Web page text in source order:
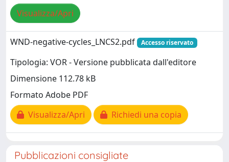
Visualizza/Apri
WND-negative-cycles_LNCS2.pdf Accesso riservato
Tipologia: VOR - Versione pubblicata dall'editore
Dimensione 112.78 kB
Formato Adobe PDF
Visualizza/Apri
Richiedi una copia
Pubblicazioni consigliate